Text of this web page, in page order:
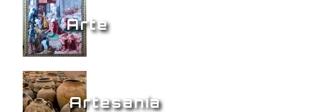
Arte
Artesanía